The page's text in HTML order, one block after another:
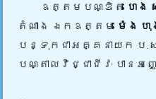
ឧត្តមបណ្ឌិត ហេង
តំណាង ឯកឧត្តម ម៉េង ហុ
បន្ទុកជាអគ្គនាយក ប.
បណ្តាលវិជ្ជាជីវៈ បានអ